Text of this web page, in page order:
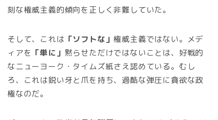
刻な権威主義的傾向を正しく非難していた。
そして、これは 「ソフトな」権威主義ではない。メデ
ィアを 「単に」 黙らせただけではないことは、好戦的
なニューヨーク・タイムズ紙さえ認めている。むし
ろ、これは鋭い牙と爪を持ち、過酷な弾圧に貪欲な政
権なのだ。